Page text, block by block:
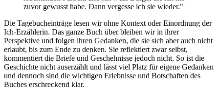
zuvor gewusst habe. Dann vergesse ich sie wieder."
Die Tagebucheinträge lesen wir ohne Kontext oder Einordnung der
Ich-Erzählerin. Das ganze Buch über bleiben wir in ihrer
Perspektive und folgen ihren Gedanken, die sie sich aber auch nicht
erlaubt, bis zum Ende zu denken. Sie reflektiert zwar selbst,
kommentiert die Briefe und Geschehnisse jedoch nicht. So ist die
Geschichte nicht auserzählt und lässt viel Platz für eigene Gedanken
und dennoch sind die wichtigen Erlebnisse und Botschaften des
Buches erschreckend klar.